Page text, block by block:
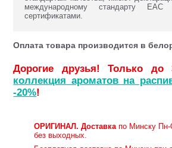
международному стандарту ЕАС
сертификатами.
Оплата товара производится в
Дорогие друзья! Только до
коллекция ароматов на
-20%!
ОРИГИНАЛ. Доставкапо Минску Пн-
без выходных.